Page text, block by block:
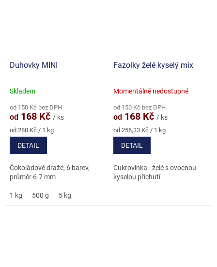
Duhovky MINI
Průměrné
produktu
je
5,0
z
hvězdiček.
Skladem
od 150 Kč bez DPH
od 168 Kč / ks
Měrná
cena:
od 280 Kč / 1 kg
DETAIL
Čokoládové dražé, 6 barev,
průměr 6-7 mm
1 kg 500 g 5 kg
Fazolky želé kyselý mix
Průměrné
produktu
je
4,5
z
hvězdiček.
Momentálně nedostupné
od 150 Kč bez DPH
od 168 Kč / ks
Měrná
cena:
od 256,33 Kč / 1 kg
DETAIL
Cukrovinka - želé s ovocnou
kyselou příchutí